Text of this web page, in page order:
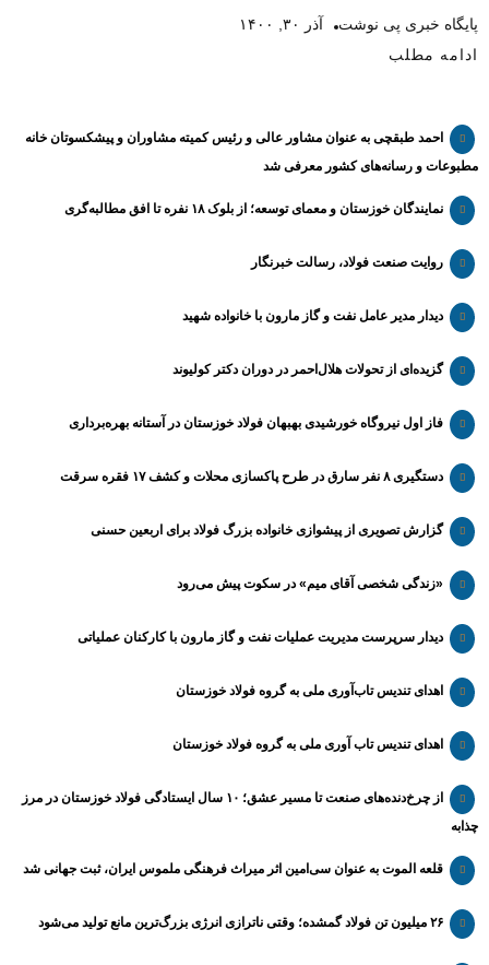
پایگاه خبری پی نوشت آذر ۳۰, ۱۴۰۰
ادامه مطلب
احمد طبقچی به عنوان مشاور عالی و رئیس کمیته مشاوران و پیشکسوتان خانه
مطبوعات و رسانه‌های کشور معرفی شد
نمایندگان خوزستان و معمای توسعه؛ از بلوک ۱۸ نفره تا افق مطالبه‌گری
روایت صنعت فولاد،‌ رسالت خبرنگار
دیدار مدیر عامل نفت و گاز مارون با خانواده شهید
گزیده‌ای از تحولات هلال‌احمر در دوران دکتر کولیوند
فاز اول نیروگاه خورشیدی بهبهان فولاد خوزستان در آستانه بهره‌برداری
دستگیری ۸ نفر سارق در طرح پاکسازی محلات و کشف ۱۷ فقره سرقت
گزارش تصویری از پیشوازی خانواده بزرگ فولاد برای اربعین حسنی
«زندگی شخصی آقای میم» در سکوت پیش می‌رود
دیدار سرپرست مدیریت عملیات نفت و گاز مارون با کارکنان عملیاتی
اهدای تندیس تاب‌آوری ملی به گروه فولاد خوزستان
اهدای تندیس تاب آوری ملی به گروه فولاد خوزستان
از چرخ‌دنده‌های صنعت تا مسیر عشق؛ ۱۰ سال ایستادگی فولاد خوزستان در مرز
چذابه
قلعه الموت به عنوان سی‌امین اثر میراث‌ فرهنگی ملموس ایران، ثبت جهانی شد
۲۶ میلیون تن فولاد گمشده؛ وقتی ناترازی انرژی بزرگ‌ترین مانع تولید می‌شود